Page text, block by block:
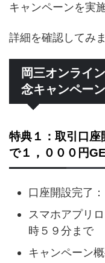
キャンペーンを実
詳細を確認してみ
岡三オンライ
念キャンペー
特典１：取引口座
で１，０００円
口座開設完了
スマホアプリ
時５９分まで
キャンペーン